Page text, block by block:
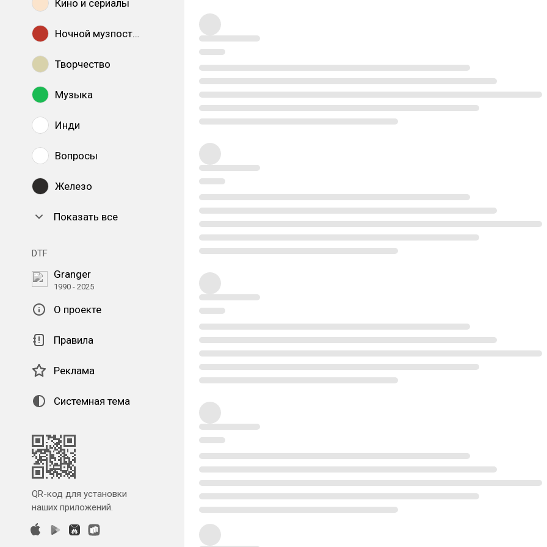
Кино и сериалы
Ночной музпостинг
Творчество
Музыка
Инди
Вопросы
Железо
Показать все
DTF
Granger
1990 - 2025
О проекте
Правила
Реклама
Системная тема
QR-код для установки
наших приложений.